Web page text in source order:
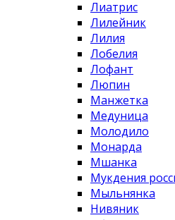
Лиатрис
Лилейник
Лилия
Лобелия
Лофант
Люпин
Манжетка
Медуница
Молодило
Монарда
Мшанка
Мукдения
Мыльнянка
Нивяник